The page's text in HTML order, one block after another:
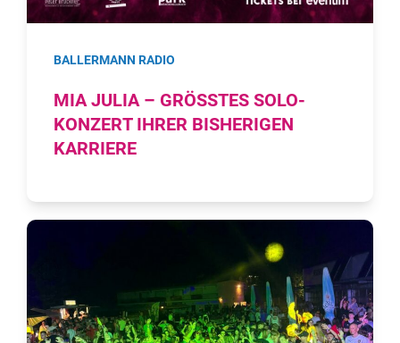
BALLERMANN RADIO
MIA JULIA – GRÖSSTES SOLO-K
ONZERT IHRER BISHERIGEN K
ARRIERE